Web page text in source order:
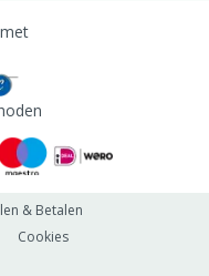
& Betalen
Cookies